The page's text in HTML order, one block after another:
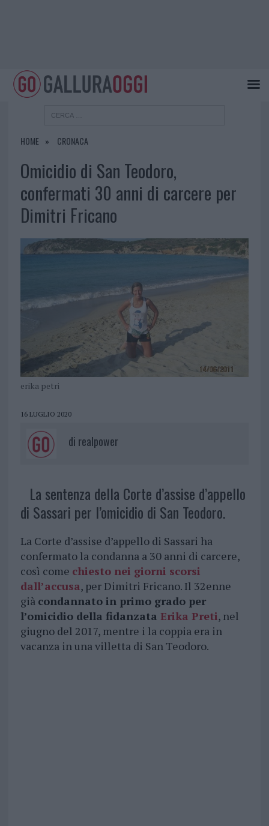
HOME CRONACA
Omicidio di San Teodoro,
confermati 30 anni di carcere per
Dimitri Fricano
erika petri
16 LUGLIO 2020
di realpower
La sentenza della Corte d’assise d’appello
di Sassari per l’omicidio di San Teodoro.
La Corte d’assise d’appello di Sassari ha
confermato la condanna a 30 anni di carcere,
così come chiesto nei giorni scorsi
dall’accusa, per Dimitri Fricano. Il 32enne
già condannato in primo grado per
l’omicidio della fidanzata Erika Preti, nel
giugno del 2017, mentre i la coppia era in
vacanza in una villetta di San Teodoro.